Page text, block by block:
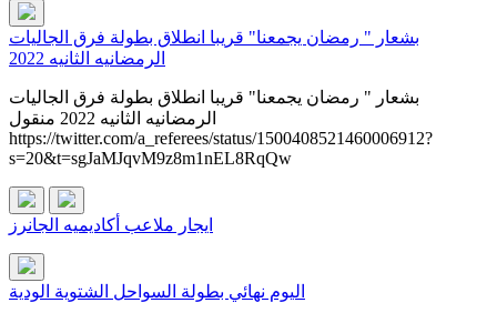
بشعار " رمضان يجمعنا" قريبا انطلاق بطولة فرق الجاليات
الرمضانيه الثانيه 2022
بشعار " رمضان يجمعنا" قريبا انطلاق بطولة فرق الجاليات
الرمضانيه الثانيه 2022 منقول
https://twitter.com/a_referees/status/1500408521460006912?
s=20&t=sgJaMJqvM9z8m1nEL8RqQw
ايجار ملاعب أكاديميه الجانرز
اليوم نهائي بطولة السواحل الشتوية الودية